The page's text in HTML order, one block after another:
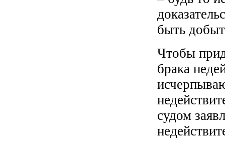
быть
Чтобы
брака
судом